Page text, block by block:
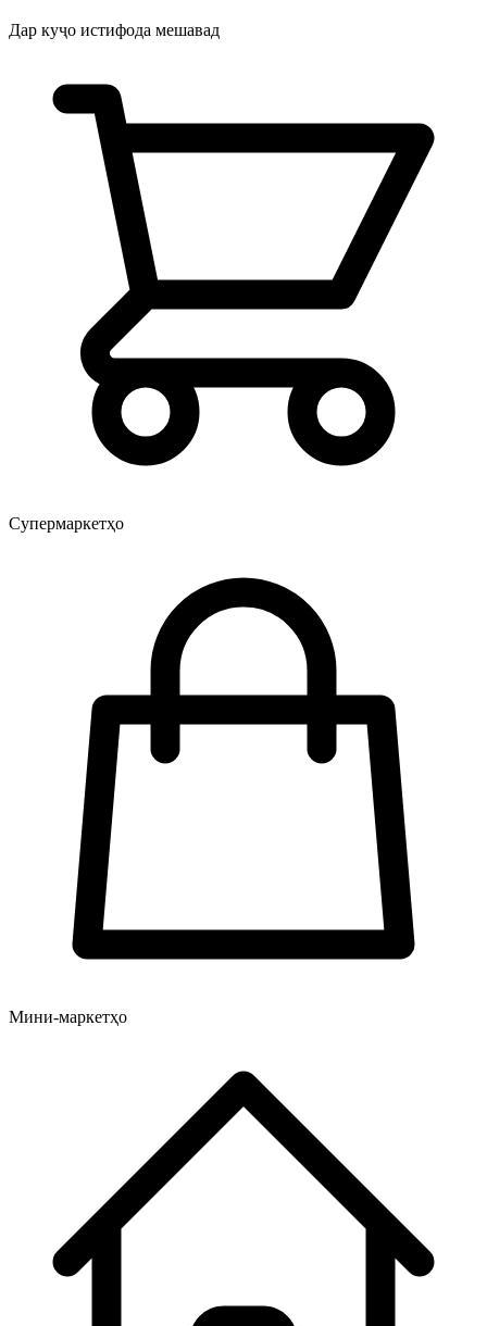
Дар куҷо истифода мешавад
Супермаркетҳо
Мини-маркетҳо